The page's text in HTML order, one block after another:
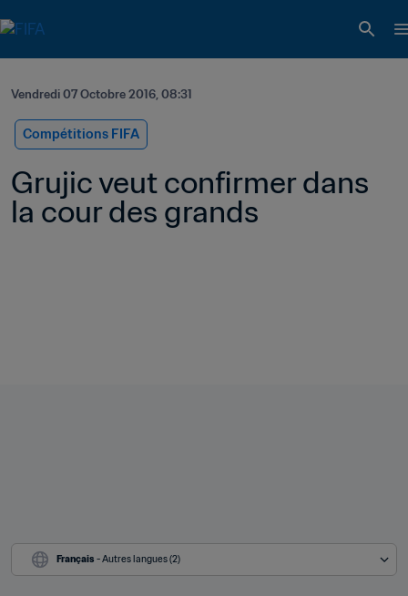
Vendredi 07 Octobre 2016, 08:31
Compétitions FIFA
Grujic veut confirmer dans
la cour des grands
Français - Autres langues (2)